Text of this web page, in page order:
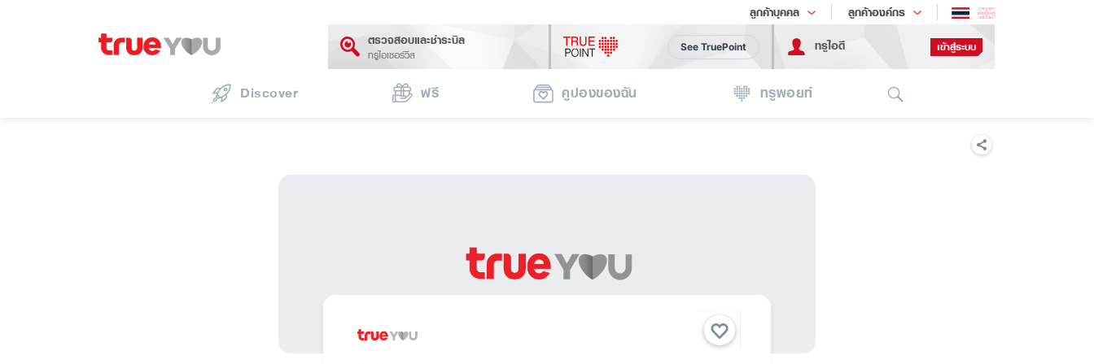
ลูกค้าบุคคล ลูกค้าองค์กร
เทรนด์เทคโนโลยี
ตรวจสอบและชำระบิล
ทรูไอเซอร์วิส
See TruePoint ทรูไอดี เข้าสู่ระบบ
Discover ฟรี คูปองของฉัน ทรูพอยท์